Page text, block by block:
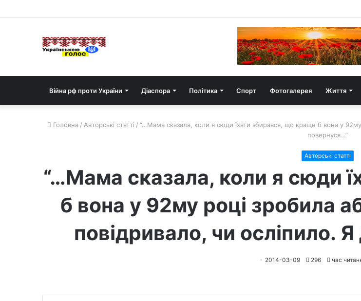
Війна рф проти України Діаспора Політика Спорт Фотогалерея Життя
Головна / Авторські статті / “…Мама сказала, коли я сюди їхати збирався, що краще б вона у
повернуся…”
Авторські статті
“…Мама сказала, коли я сюди
б вона у 92му році зробила
повідривало, чи осліпило.
2014-03-09 296 час